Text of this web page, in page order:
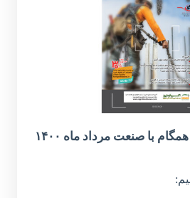
شماره هفتم ماهنامه همگام با صنعت مرداد ماه ۱۴۰۰